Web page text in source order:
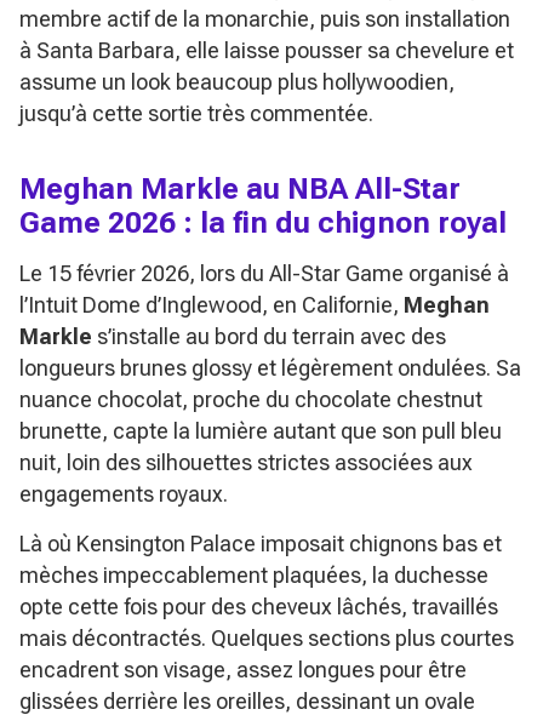
membre actif de la monarchie, puis son installation
à Santa Barbara, elle laisse pousser sa chevelure et
assume un look beaucoup plus hollywoodien,
jusqu’à cette sortie très commentée.
Meghan Markle au NBA All-Star
Game 2026 : la fin du chignon royal
Le 15 février 2026, lors du All-Star Game organisé à
l’Intuit Dome d’Inglewood, en Californie, Meghan
Markle s’installe au bord du terrain avec des
longueurs brunes glossy et légèrement ondulées. Sa
nuance chocolat, proche du chocolate chestnut
brunette, capte la lumière autant que son pull bleu
nuit, loin des silhouettes strictes associées aux
engagements royaux.
Là où Kensington Palace imposait chignons bas et
mèches impeccablement plaquées, la duchesse
opte cette fois pour des cheveux lâchés, travaillés
mais décontractés. Quelques sections plus courtes
encadrent son visage, assez longues pour être
glissées derrière les oreilles, dessinant un ovale